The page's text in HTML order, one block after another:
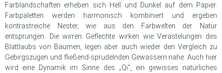
Farblandschaften erheben sich Hell und Dunkel auf dem Papier.
Farbpaletten werden harmonisch kombiniert und ergeben
kontrastreiche Nester, wie aus den Farbwelten der Natur
entsprungen. Die wirren Geflechte wirken wie Verästelungen des
Blattlaubs von Bäumen, legen aber auch wieder den Vergleich zu
Gebirgszügen und fließend-sprudelnden Gewässern nahe. Auch hier
wird eine Dynamik im Sinne des „Qi“, ein gewisses natürliches